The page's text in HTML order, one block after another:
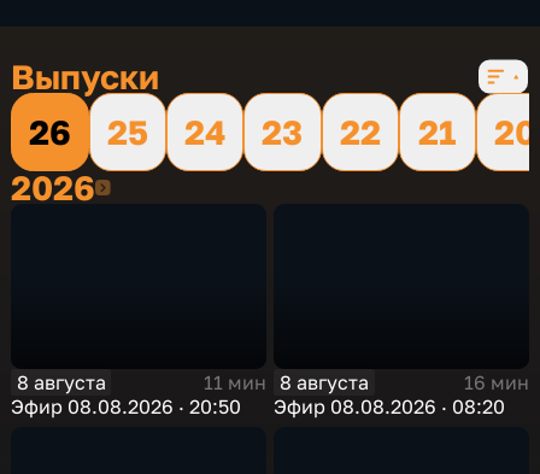
Выпуски
26
25 24 23 22 21
20
20262026
8 августа
11 мин
Эфир 08.08.2026 · 20:50
8 августа
16 мин
Эфир 08.08.2026 · 08:20